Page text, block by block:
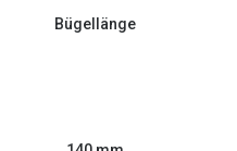
Bügellänge